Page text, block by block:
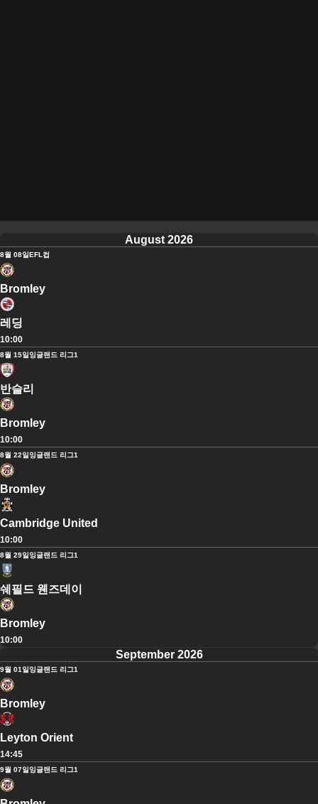
August 2026
8월 08일EFL컵
Bromley
레딩
10:00
8월 15일 잉글랜드 리그1
반슬리
Bromley
10:00
8월 22일 잉글랜드 리그1
Bromley
Cambridge United
10:00
8월 29일 잉글랜드 리그1
쉐필드 웬즈데이
Bromley
10:00
September 2026
9월 01일 잉글랜드 리그1
Bromley
Leyton Orient
14:45
9월 07일 잉글랜드 리그1